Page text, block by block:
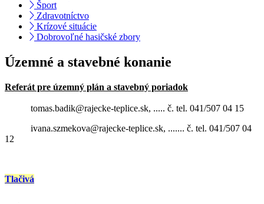
Šport
Zdravotníctvo
Krízové situácie
Dobrovoľné hasičské zbory
Územné a stavebné konanie
Referát pre územný plán a stavebný poriadok
tomas.badik@rajecke-teplice.sk, ..... č. tel. 041/507 04 15
ivana.szmekova@rajecke-teplice.sk, ....... č. tel. 041/507 04
12
Tlačivá